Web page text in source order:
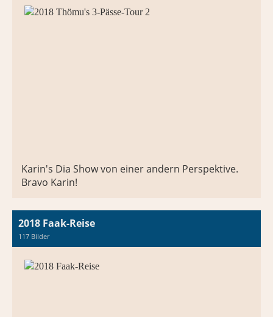
Karin's Dia Show von einer andern Perspektive.
Bravo Karin!
2018 Faak-Reise
117 Bilder